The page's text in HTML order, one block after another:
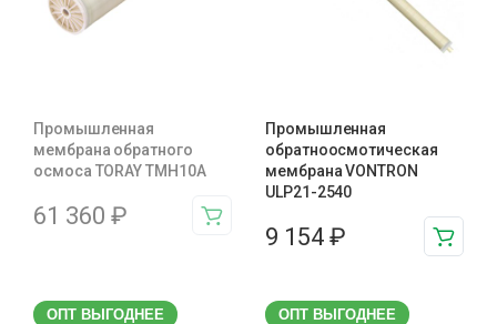
Промышленная
мембрана обратного
осмоса TORAY TMH10A
61 360 ₽
Промышленная
обратноосмотическая
мембрана VONTRON
ULP21-2540
9 154 ₽
ОПТ ВЫГОДНЕЕ ОПТ ВЫГОДНЕЕ